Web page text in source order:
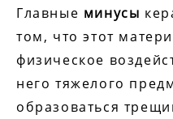
Главные минусы
том, что этот
физическое
него тяжелого
образоваться